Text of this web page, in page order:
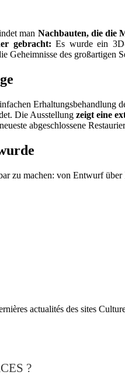
man Nachbauten, die die
gebracht: Es wurde ein
Geheimnisse des großartigen
Die Ausstellung zeigt eine
abgeschlossene
zu machen: von Entwurf
actualités des sites
?